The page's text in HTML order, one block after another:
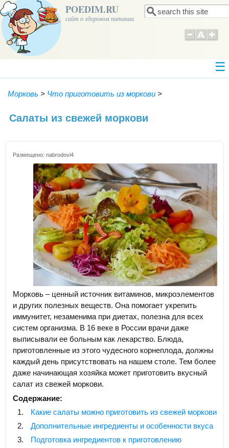
POEDIM.RU
сайт о здоровом питании Форма поиска
Поиск
Морковь > Что приготовить из моркови >
Салаты из свежей моркови
Размещено: nabrodovi4
Морковь – ценный источник витаминов, микроэлементов
и других полезных веществ. Она помогает укрепить
иммунитет, незаменима при диетах, полезна для всех
систем организма. В 16 веке в России врачи даже
выписывали ее больным как лекарство. Блюда,
приготовленные из этого чудесного корнеплода, должны
каждый день присутствовать на нашем столе. Тем более
даже начинающая хозяйка может приготовить вкусный
салат из свежей моркови.
Содержание:
Какие салаты можно приготовить из свежей моркови
Дополнительные ингредиенты и особенности вкуса
Подготовка ингредиентов к приготовлению